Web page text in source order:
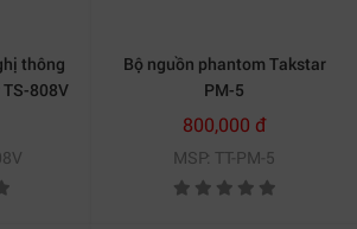
thông
808V
Bộ nguồn phantom Takstar
PM-5
800,000 đ
MSP: TT-PM-5